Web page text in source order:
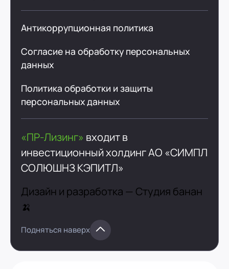
Антикоррупционная политика
Согласие на обработку персональных
данных
Политика обработки и защиты
персональных данных
«ПР-Лизинг» входит в
инвестиционный холдингАО «СИМПЛ
СОЛЮШНЗ КЭПИТЛ»
Дизайн и разработка — Студия банан
🍌
Подняться наверх